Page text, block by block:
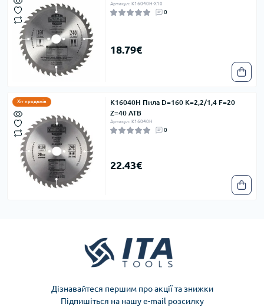
Артикул: K16040H-X10
0
18.79€
Хіт продажів
K16040H Пила D=160 K=2,2/1,4 F=20
Z=40 ATB
Артикул: K16040H
0
22.43€
Дізнавайтеся першим про акції та знижки
Підпишіться на нашу e-mail розсилку